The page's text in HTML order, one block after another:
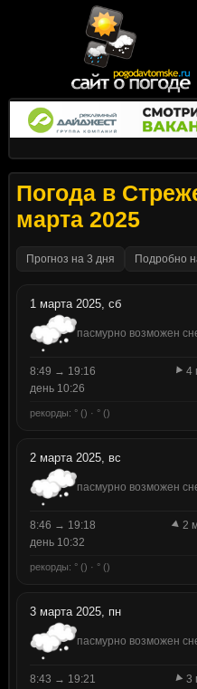
Погода в
марта 2025
Прогноз на 3 дня Подробно
1 марта 2025, сб
пасмурно возможен
8:49 → 19:16
4
день 10:26
рекорды: ° () · ° ()
2 марта 2025, вс
пасмурно возможен
8:46 → 19:18
2
день 10:32
рекорды: ° () · ° ()
3 марта 2025, пн
пасмурно возможен
8:43 → 19:21
3